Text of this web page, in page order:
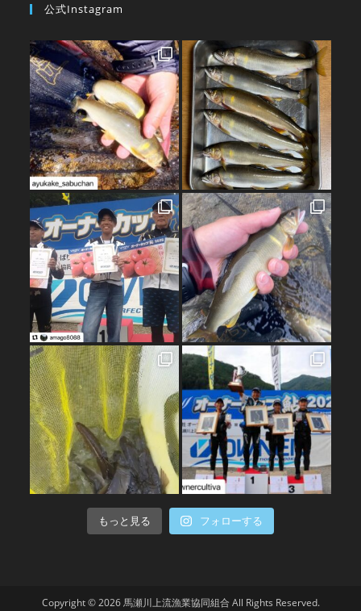
公式Instagram
もっと見る フォローする
Copyright © 2026 馬瀬川上流漁業協同組合 All Rights Reserved.